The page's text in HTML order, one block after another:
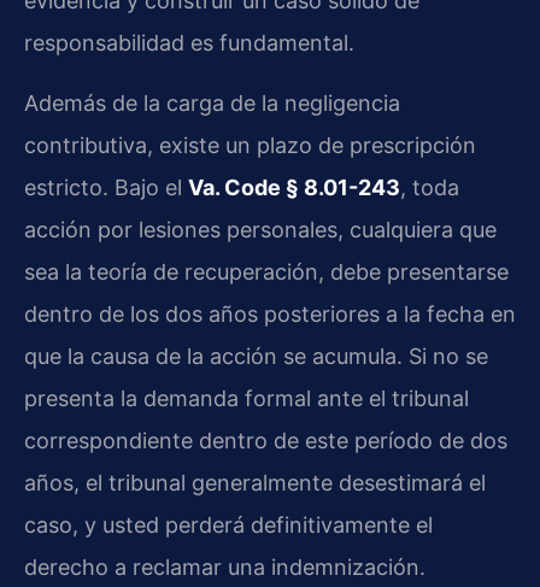
responsabilidad es fundamental.
Además de la carga de la negligencia
contributiva, existe un plazo de prescripción
estricto. Bajo el Va. Code § 8.01-243, toda
acción por lesiones personales, cualquiera que
sea la teoría de recuperación, debe presentarse
dentro de los dos años posteriores a la fecha en
que la causa de la acción se acumula. Si no se
presenta la demanda formal ante el tribunal
correspondiente dentro de este período de dos
años, el tribunal generalmente desestimará el
caso, y usted perderá definitivamente el
derecho a reclamar una indemnización.